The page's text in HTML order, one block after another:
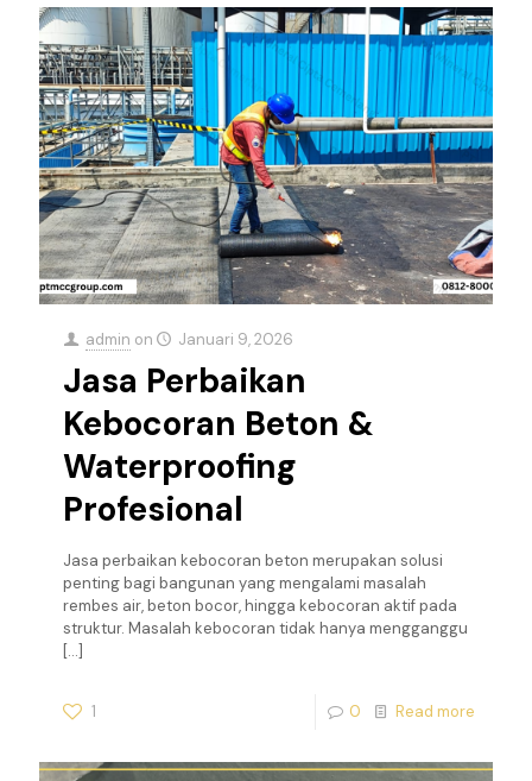
admin on Januari 9, 2026
Jasa Perbaikan
Kebocoran Beton &
Waterproofing
Profesional
Jasa perbaikan kebocoran beton merupakan solusi
penting bagi bangunan yang mengalami masalah
rembes air, beton bocor, hingga kebocoran aktif pada
struktur. Masalah kebocoran tidak hanya mengganggu
[…]
1 0 Read more